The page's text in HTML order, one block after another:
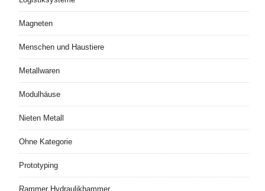
Magneten
Menschen und Haustiere
Metallwaren
Modulhäuse
Nieten Metall
Ohne Kategorie
Prototyping
Rammer Hydraulikhammer